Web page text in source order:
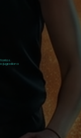
jugador a